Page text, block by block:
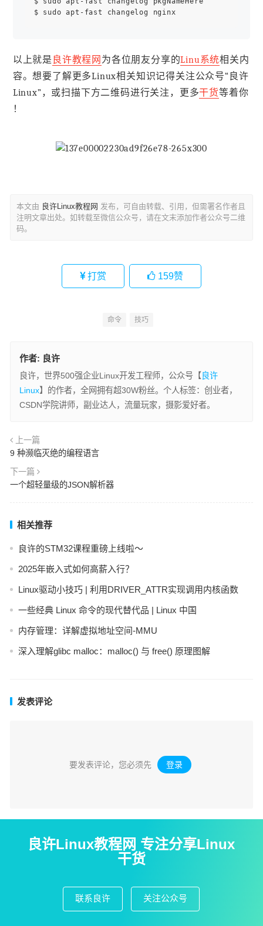
以上就是 良许教程网 为各位朋友分享的Linu系统相关内
容。想要了解更多Linux相关知识记得关注公众号“良许
Linux”，或扫描下方二维码进行关注，更多干货等着你
！
本文由 良许Linux教程网 发布，可自由转载、引用，但需署名作者且
注明文章出处。如转载至微信公众号，请在文末添加作者公众号二维
码。
打赏 159赞
命令 技巧
作者: 良许
良许，世界500强企业Linux开发工程师，公众号【 良许
Linux】的作者，全网拥有超30W粉丝。个人标签：创业者，
CSDN学院讲师，副业达人，流量玩家，摄影爱好者。
上一篇
9 种濒临灭绝的编程语言
下一篇
一个超轻量级的JSON解析器
相关推荐
良许的STM32课程重磅上线啦～
2025年嵌入式如何高薪入行？
Linux驱动小技巧 | 利用DRIVER_ATTR实现调用内核函数
一些经典 Linux 命令的现代替代品 | Linux 中国
内存管理：详解虚拟地址空间-MMU
深入理解glibc malloc：malloc() 与 free() 原理图解
发表评论
要发表评论，您必须先 登录 。
良许Linux教程网 专注分享Linux
干货
联系良许 关注公众号